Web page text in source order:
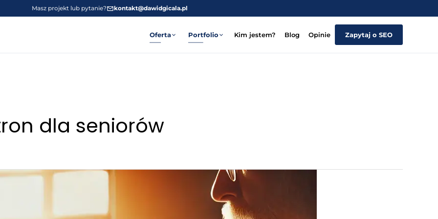
Masz projekt lub pytanie? kontakt@dawidgicala.pl
Oferta Portfolio Kim jestem? Blog Opinie Zapytaj o SEO
dla seniorów